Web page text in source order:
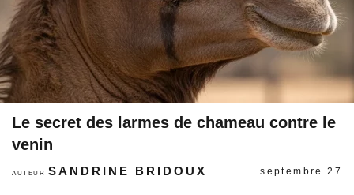
Le secret des larmes de chameau contre le
venin
AUTEURSANDRINE BRIDOUX septembre 27